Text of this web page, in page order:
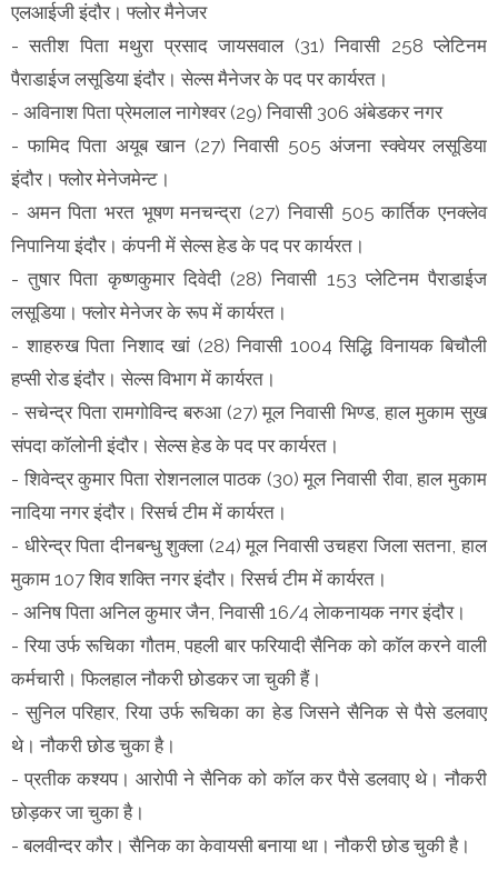
एलआईजी इंदौर। फ्लोर मैनेजर
- सतीश पिता मथुरा प्रसाद जायसवाल (31) निवासी 258 प्लेटिनम
पैराडाईज लसूडिया इंदौर। सेल्स मैनेजर के पद पर कार्यरत।
- अविनाश पिता प्रेमलाल नागेश्वर (29) निवासी 306 अंबेडकर नगर
- फामिद पिता अयूब खान (27) निवासी 505 अंजना स्क्वेयर लसूडिया
इंदौर। फ्लोर मेनेजमेन्ट।
- अमन पिता भरत भूषण मनचन्द्रा (27) निवासी 505 कार्तिक एनक्लेव
निपानिया इंदौर। कंपनी में सेल्स हेड के पद पर कार्यरत।
- तुषार पिता कृष्णकुमार दिवेदी (28) निवासी 153 प्लेटिनम पैराडाईज
लसूडिया। फ्लोर मेनेजर के रूप में कार्यरत।
- शाहरुख पिता निशाद खां (28) निवासी 1004 सिद्धि विनायक बिचौली
हप्सी रोड इंदौर। सेल्स विभाग में कार्यरत।
- सचेन्द्र पिता रामगोविन्द बरुआ (27) मूल निवासी भिण्ड, हाल मुकाम सुख
संपदा कॉलोनी इंदौर। सेल्स हेड के पद पर कार्यरत।
- शिवेन्द्र कुमार पिता रोशनलाल पाठक (30) मूल निवासी रीवा, हाल मुकाम
नादिया नगर इंदौर। रिसर्च टीम में कार्यरत।
- धीरेन्द्र पिता दीनबन्धु शुक्ला (24) मूल निवासी उचहरा जिला सतना, हाल
मुकाम 107 शिव शक्ति नगर इंदौर। रिसर्च टीम में कार्यरत।
- अनिष पिता अनिल कुमार जैन, निवासी 16/4 लेाकनायक नगर इंदौर।
- रिया उर्फ रूचिका गौतम, पहली बार फरियादी सैनिक को काॅल करने वाली
कर्मचारी। फिलहाल नौकरी छोडकर जा चुकी हैं।
- सुनिल परिहार, रिया उर्फ रूचिका का हेड जिसने सैनिक से पैसे डलवाए
थे। नौकरी छोड चुका है।
- प्रतीक कश्यप। आरोपी ने सैनिक को कॉल कर पैसे डलवाए थे। नौकरी
छोड़कर जा चुका है।
- बलवीन्दर कौर। सैनिक का केवायसी बनाया था। नौकरी छोड चुकी है।